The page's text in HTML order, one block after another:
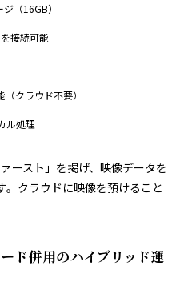
（16GB）
接続可能
クラウド不要）
ル処理
ースト」を掲げ、映像データを
クラウドに映像を預けること
ド併用のハイブリッド運